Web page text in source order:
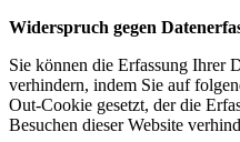
Widerspruch gegen
Sie können die Erfassung Ihrer
verhindern, indem Sie auf
Out-Cookie gesetzt, der die
Besuchen dieser Website